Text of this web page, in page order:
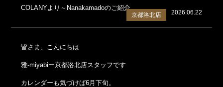
COLANYより～Nanakamadoのご紹介
2026.06.22
京都洛北店
皆さま、こんにちは
雅-miyabiー京都洛北店スタッフです
カレンダーも気づけば6月下旬。